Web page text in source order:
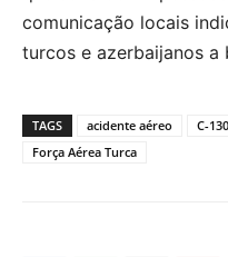
comunicação locais
turcos e azerbaijanos a
TAGS acidente aéreo C-
Força Aérea Turca